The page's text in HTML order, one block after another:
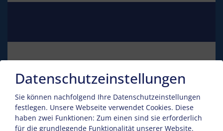
Kontakt
Carmen Schwidrowitz
Datenschutzeinstellungen
Sie können nachfolgend Ihre Datenschutzeinstellungen
festlegen. Unsere Webseite verwendet Cookies. Diese
haben zwei Funktionen: Zum einen sind sie erforderlich
für die grundlegende Funktionalität unserer Website.